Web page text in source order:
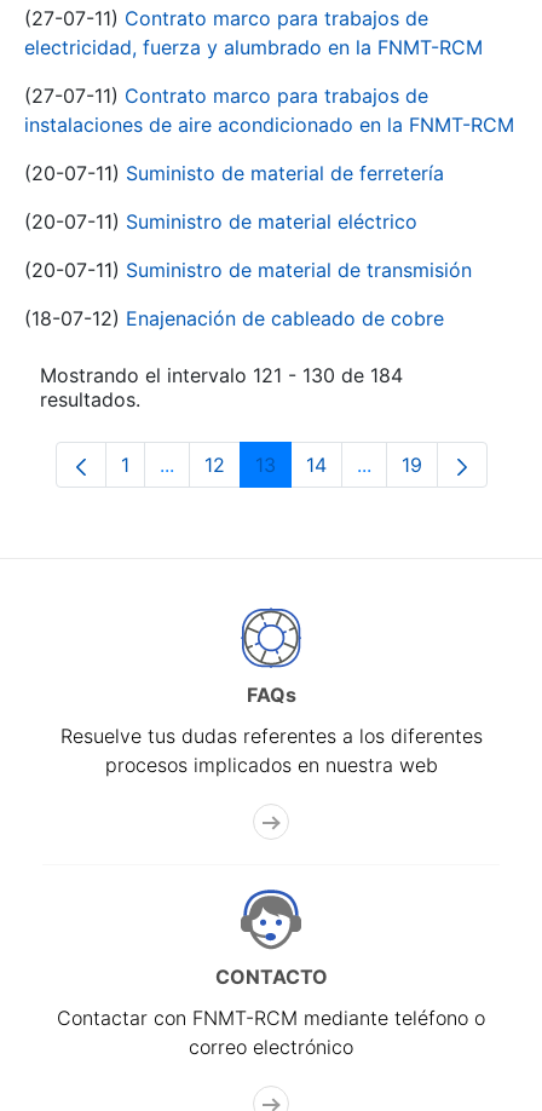
(27-07-11) Contrato marco para trabajos de
electricidad, fuerza y alumbrado en la FNMT-RCM
(27-07-11) Contrato marco para trabajos de
instalaciones de aire acondicionado en la FNMT-RCM
(20-07-11) Suministo de material de ferretería
(20-07-11) Suministro de material eléctrico
(20-07-11) Suministro de material de transmisión
(18-07-12) Enajenación de cableado de cobre
Mostrando el intervalo 121 - 130 de 184
resultados.
Página
1 ...Páginas intermedias Use TAB para
Página
12 Página
13 Página
14 ...PáginasPágina
19
FAQs
Resuelve tus dudas referentes a los diferentes
procesos implicados en nuestra web
CONTACTO
Contactar con FNMT-RCM mediante teléfono o
correo electrónico